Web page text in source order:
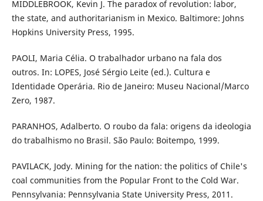
MIDDLEBROOK, Kevin J. The paradox of revolution: labor,
the state, and authoritarianism in Mexico. Baltimore: Johns
Hopkins University Press, 1995.
PAOLI, Maria Célia. O trabalhador urbano na fala dos
outros. In: LOPES, José Sérgio Leite (ed.). Cultura e
Identidade Operária. Rio de Janeiro: Museu Nacional/Marco
Zero, 1987.
PARANHOS, Adalberto. O roubo da fala: origens da ideologia
do trabalhismo no Brasil. São Paulo: Boitempo, 1999.
PAVILACK, Jody. Mining for the nation: the politics of Chile's
coal communities from the Popular Front to the Cold War.
Pennsylvania: Pennsylvania State University Press, 2011.